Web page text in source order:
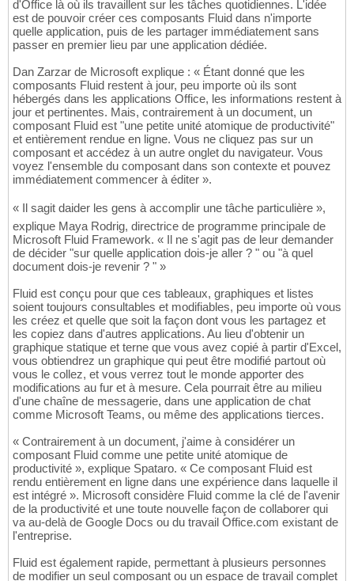
d'Office là où ils travaillent sur les tâches quotidiennes. L'idée
est de pouvoir créer ces composants Fluid dans n'importe
quelle application, puis de les partager immédiatement sans
passer en premier lieu par une application dédiée.
Dan Zarzar de Microsoft explique : « Étant donné que les
composants Fluid restent à jour, peu importe où ils sont
hébergés dans les applications Office, les informations restent à
jour et pertinentes. Mais, contrairement à un document, un
composant Fluid est "une petite unité atomique de productivité"
et entièrement rendue en ligne. Vous ne cliquez pas sur un
composant et accédez à un autre onglet du navigateur. Vous
voyez l'ensemble du composant dans son contexte et pouvez
immédiatement commencer à éditer ».
« Il sagit daider les gens à accomplir une tâche particulière »,
explique Maya Rodrig, directrice de programme principale de
Microsoft Fluid Framework. « Il ne s'agit pas de leur demander
de décider "sur quelle application dois-je aller ? " ou "à quel
document dois-je revenir ? " »
Fluid est conçu pour que ces tableaux, graphiques et listes
soient toujours consultables et modifiables, peu importe où vous
les créez et quelle que soit la façon dont vous les partagez et
les copiez dans d'autres applications. Au lieu d'obtenir un
graphique statique et terne que vous avez copié à partir d'Excel,
vous obtiendrez un graphique qui peut être modifié partout où
vous le collez, et vous verrez tout le monde apporter des
modifications au fur et à mesure. Cela pourrait être au milieu
d'une chaîne de messagerie, dans une application de chat
comme Microsoft Teams, ou même des applications tierces.
« Contrairement à un document, j'aime à considérer un
composant Fluid comme une petite unité atomique de
productivité », explique Spataro. « Ce composant Fluid est
rendu entièrement en ligne dans une expérience dans laquelle il
est intégré ». Microsoft considère Fluid comme la clé de l'avenir
de la productivité et une toute nouvelle façon de collaborer qui
va au-delà de Google Docs ou du travail Office.com existant de
l'entreprise.
Fluid est également rapide, permettant à plusieurs personnes
de modifier un seul composant ou un espace de travail complet